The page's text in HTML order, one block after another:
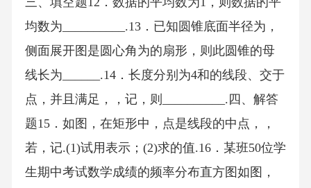
均数为__________.13．已知圆锥底面半径为，
侧面展开图是圆心角为的扇形，则此圆锥的母
线长为______.14．长度分别为4和的线段、交于
点，并且满足，，记，则__________.四、解答
题15．如图，在矩形中，点是线段的中点，，
若，记.(1)试用表示；(2)求的值.16．某班50位学
生期中考试数学成绩的频率分布直方图如图，